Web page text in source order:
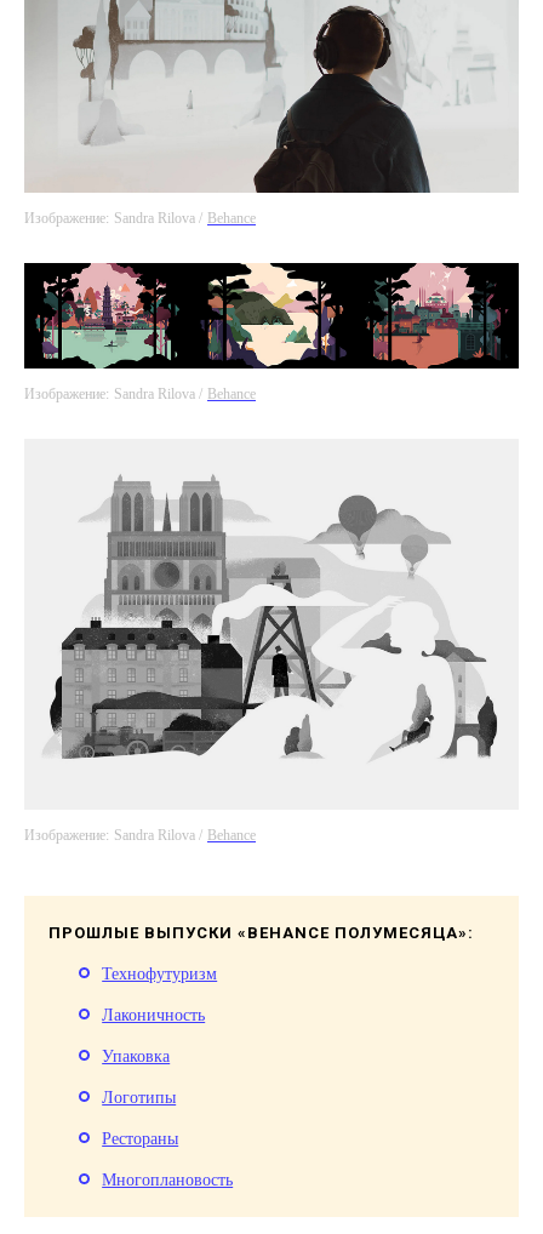
Изображение: Sandra Rilova / Behance
Изображение: Sandra Rilova / Behance
Изображение: Sandra Rilova / Behance
ПРОШЛЫЕ ВЫПУСКИ «BEHANCE ПОЛУМЕСЯЦА»:
Технофутуризм
Лаконичность
Упаковка
Логотипы
Рестораны
Многоплановость